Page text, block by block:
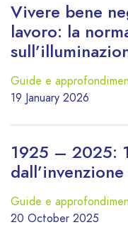
Vivere bene
lavoro: la
Guide e
19 January 2026
1925 – 2025:
Guide e
20 October 2025